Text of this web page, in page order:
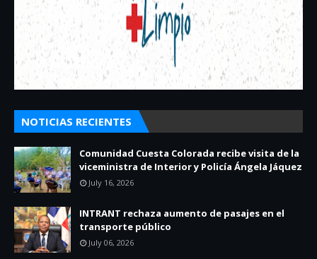
NOTICIAS RECIENTES
Comunidad Cuesta Colorada recibe visita de la
viceministra de Interior y Policía Ángela Jáquez
July 16, 2026
INTRANT rechaza aumento de pasajes en el
transporte público
July 06, 2026